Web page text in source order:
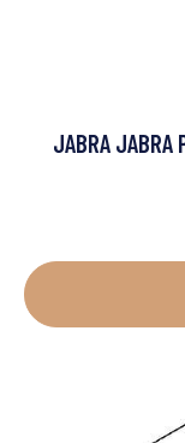
JABRA JABRA